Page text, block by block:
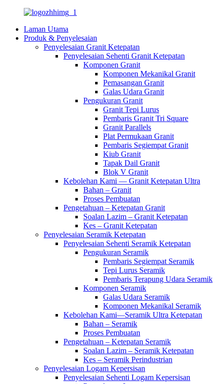
Laman Utama
Produk & Penyelesaian
Penyelesaian Granit Ketepatan
Penyelesaian Sehenti Granit Ketepatan
Komponen Granit
Komponen Mekanikal Granit
Pemasangan Granit
Galas Udara Granit
Pengukuran Granit
Granit Tepi Lurus
Pembaris Granit Tri Square
Granit Parallels
Plat Permukaan Granit
Pembaris Segiempat Granit
Kiub Granit
Tapak Dail Granit
Blok V Granit
Kebolehan Kami — Granit Ketepatan Ultra
Bahan – Granit
Proses Pembuatan
Pengetahuan – Ketepatan Granit
Soalan Lazim – Granit Ketepatan
Kes – Granit Ketepatan
Penyelesaian Seramik Ketepatan
Penyelesaian Sehenti Seramik Ketepatan
Pengukuran Seramik
Pembaris Segiempat Seramik
Tepi Lurus Seramik
Pembaris Terapung Udara Seramik
Komponen Seramik
Galas Udara Seramik
Komponen Mekanikal Seramik
Kebolehan Kami—Seramik Ultra Ketepatan
Bahan – Seramik
Proses Pembuatan
Pengetahuan – Ketepatan Seramik
Soalan Lazim – Seramik Ketepatan
Kes – Seramik Perindustrian
Penyelesaian Logam Kepersisan
Penyelesaian Sehenti Logam Kepersisan